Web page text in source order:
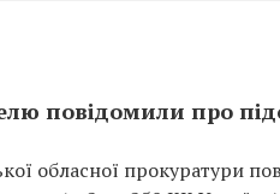
повідомили про
обласної прокуратури